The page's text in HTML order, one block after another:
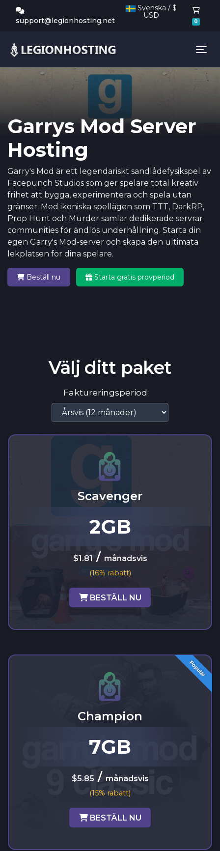
support@legionhosting.net
Svenska / $
USD
0
Garrys Mod Server
Hosting
Garry's Mod är ett legendariskt sandlådefysikspel av
Facepunch Studios som ger spelare total kreativ
frihet att bygga, experimentera och spela utan
gränser. Med ikoniska spellägen som TTT, DarkRP,
Prop Hunt och Murder samlar dedikerade servrar
communities för ändlös underhållning. Starta din
egen Garry's Mod-server och skapa den ultimata
lekplatsen för dina spelare.
Beställ nu Starta gratis provperiod
Välj ditt paket
Faktureringsperiod:
Scavenger
2GB
$1.81 / månadsvis
(16% rabatt)
BESTÄLL NU
Populär
Champion
7GB
$5.85 / månadsvis
(15% rabatt)
BESTÄLL NU